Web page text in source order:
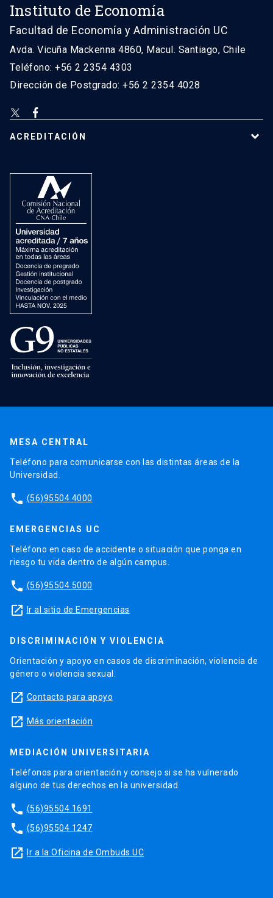
Instituto de Economía
Facultad de Economía y Administración UC
Avda. Vicuña Mackenna 4860, Macul. Santiago, Chile
Teléfono: +56 2 2354 4303
Dirección de Postgrado: +56 2 2354 4028
ACREDITACIÓN
MESA CENTRAL
Teléfono para comunicarse con las distintas áreas de la
Universidad.
phone (56)95504 4000
EMERGENCIAS UC
Teléfono en caso de accidente o situación que ponga en
riesgo tu vida dentro de algún campus.
phone (56)95504 5000
launch Ir al sitio de Emergencias
DISCRIMINACIÓN Y VIOLENCIA
Orientación y apoyo en casos de discriminación, violencia de
género o violencia sexual.
launch Contacto para apoyo
launch Más orientación
MEDIACIÓN UNIVERSITARIA
Teléfonos para orientación y consejo si se ha vulnerado
alguno de tus derechos en la universidad.
phone (56)95504 1691
phone (56)95504 1247
launch Ir a la Oficina de Ombuds UC